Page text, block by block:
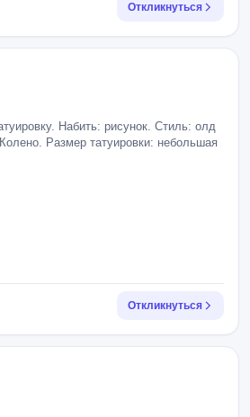
Откликнуться
Набить: рисунок. Стиль: олд
Размер татуировки: небольшая
Откликнуться